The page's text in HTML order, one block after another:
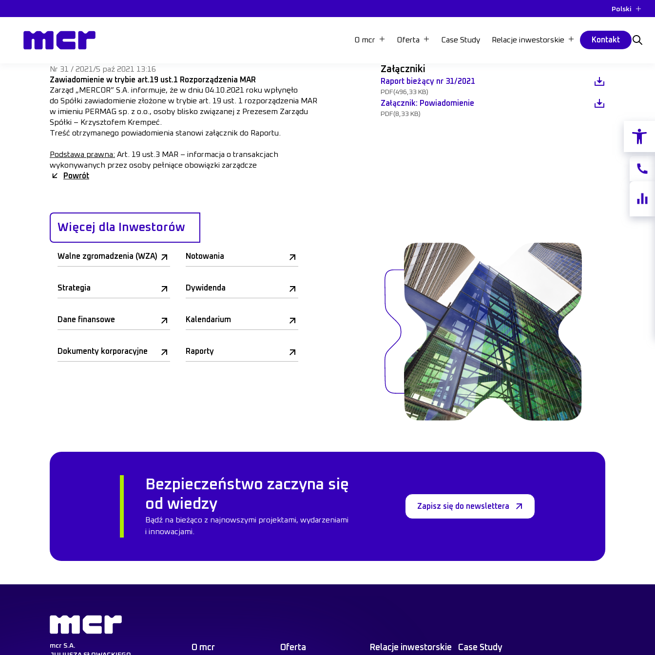
Otwórz
Polski
O mcr Oferta Case Study Relacje inwestorskie Kontakt
akcji
Nr 31 / 2021 /5 paź 2021 13:16
Zawiadomienie w trybie art.19 ust.1 Rozporządzenia MAR
Zarząd „MERCOR” S.A. informuje, że w dniu 04.10.2021 roku wpłynęło
do Spółki zawiadomienie złożone w trybie art. 19 ust. 1 rozporządzenia MAR
w imieniu PERMAG sp. z o.o., osoby blisko związanej z Prezesem Zarządu
Spółki – Krzysztofem Krempeć.
Treść otrzymanego powiadomienia stanowi załącznik do Raportu.
Podstawa prawna: Art. 19 ust.3 MAR – informacja o transakcjach
wykonywanych przez osoby pełniące obowiązki zarządcze
Powrót
Załączniki
Raport bieżący nr 31/2021
PDF(496,33 KB)
Załącznik: Powiadomienie
PDF(8,33 KB)
Więcej dla Inwestorów
Walne zgromadzenia (WZA) Notowania
Strategia Dywidenda
Dane finansowe Kalendarium
Dokumenty korporacyjne Raporty
Bezpieczeństwo zaczyna się
od wiedzy
Bądź na bieżąco z najnowszymi projektami, wydarzeniami
i innowacjami.
Zapisz się do newslettera
mcr S.A.
O mcr Oferta Relacje inwestorskie Case Study